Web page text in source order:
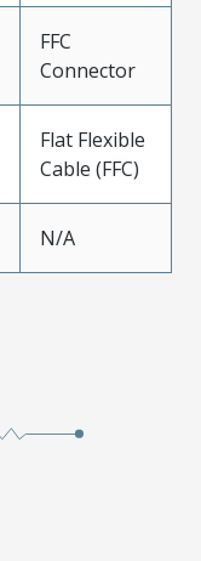
FFC
Connector
Flat Flexible
Cable (FFC)
N/A